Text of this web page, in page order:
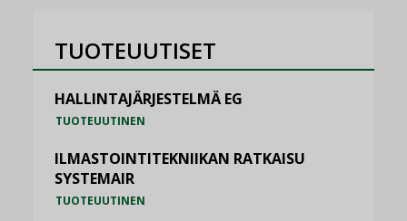
TUOTEUUTISET
HALLINTAJÄRJESTELMÄ EG
TUOTEUUTINEN
ILMASTOINTITEKNIIKAN RATKAISU
SYSTEMAIR
TUOTEUUTINEN